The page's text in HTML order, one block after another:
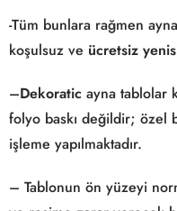
-Tüm bunlara rağmen
koşulsuz ve ücretsiz
–Dekoratic ayna tablolar
folyo baskı değildir; özel
işleme yapılmaktadır.
– Tablonun ön yüzeyi